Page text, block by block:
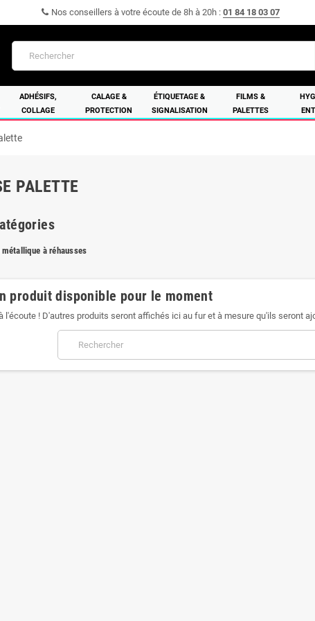
Nos conseillers à votre écoute de 8h à 20h : 01 84 18 03 07
ADHÉSIFS,
COLLAGE
CALAGE &
PROTECTION
ÉTIQUETAGE &
SIGNALISATION
FILMS &
PALETTES
PALETTE
à réhausses
produit disponible pour le moment
l'écoute ! D'autres produits seront affichés ici au fur et à mesure qu'ils seront